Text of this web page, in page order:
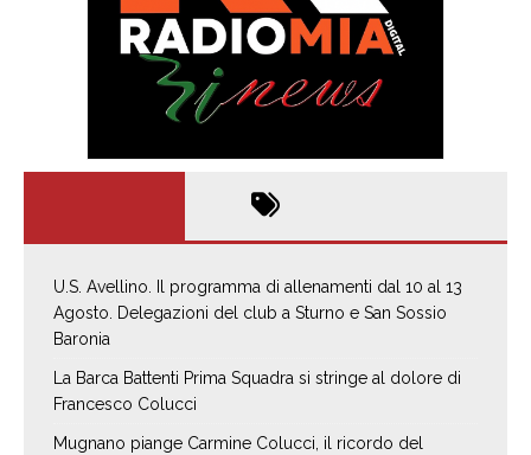
U.S. Avellino. Il programma di allenamenti dal 10 al 13
Agosto. Delegazioni del club a Sturno e San Sossio
Baronia
La Barca Battenti Prima Squadra si stringe al dolore di
Francesco Colucci
Mugnano piange Carmine Colucci, il ricordo del